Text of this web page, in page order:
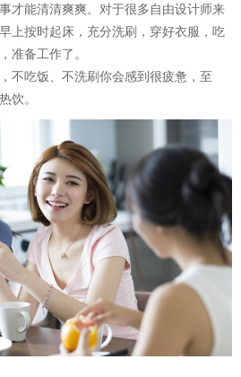
才能清清爽爽。对于很多自由设计师来
上按时起床，充分洗刷，穿好衣服，吃
准备工作了。
不吃饭、不洗刷你会感到很疲惫，至
饮。